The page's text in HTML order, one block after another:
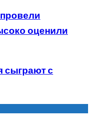
оценили
сыграют с